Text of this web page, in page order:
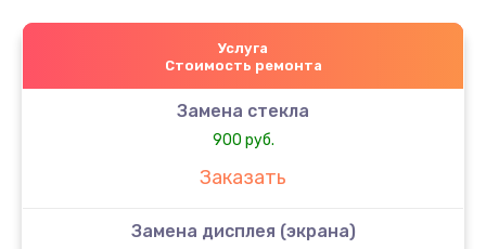
Услуга
Стоимость ремонта
Замена стекла
900 руб.
Заказать
Замена дисплея (экрана)